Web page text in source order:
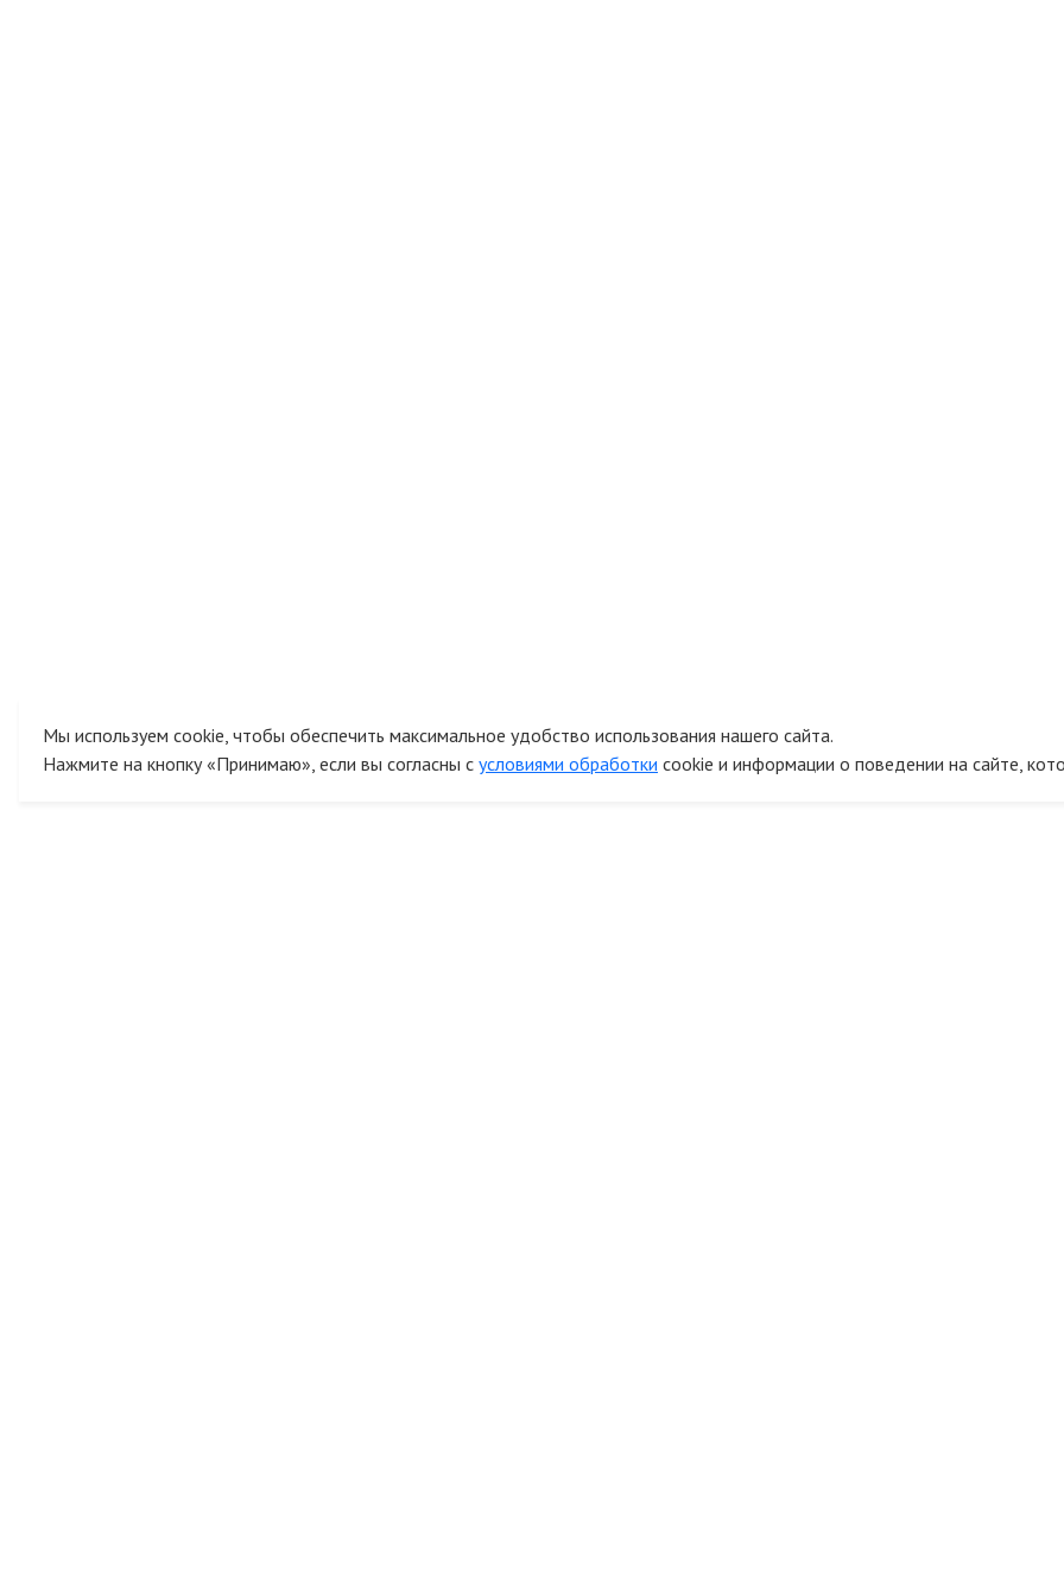
Мы используем cookie, чтобы обеспечить максимальное удобство использования нашего сайта.
Нажмите на кнопку «Принимаю», если вы согласны с условиями обработки cookie и информации о поведении на сайте,